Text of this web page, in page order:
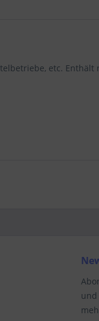
etc. Enthält
und